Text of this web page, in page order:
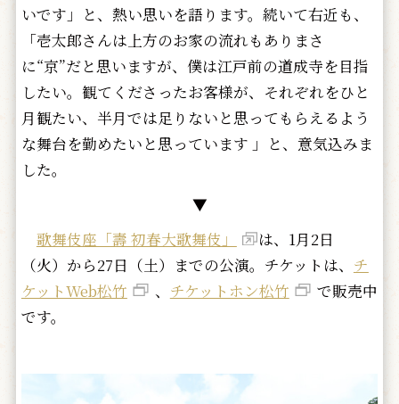
いです」と、熱い思いを語ります。続いて右近も、
「壱太郎さんは上方のお家の流れもありまさ
に“京”だと思いますが、僕は江戸前の道成寺を目指
したい。観てくださったお客様が、それぞれをひと
月観たい、半月では足りないと思ってもらえるよう
な舞台を勤めたいと思っています 」と、意気込みま
した。
▼
歌舞伎座「壽 初春大歌舞伎」
は、1月2日
（火）から27日（土）までの公演。チケットは、 チ
ケットWeb松竹
、 チケットホン松竹
で販売中
です。